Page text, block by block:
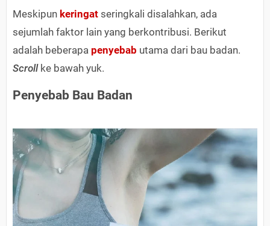
Meskipun keringat seringkali disalahkan, ada
sejumlah faktor lain yang berkontribusi. Berikut
adalah beberapa penyebab utama dari bau badan.
Scrollke bawah yuk.
Penyebab Bau Badan